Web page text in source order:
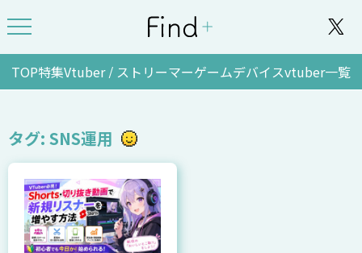
TOP特集Vtuber / ストリーマーゲームデバイスvtuber一覧
タグ: SNS運用